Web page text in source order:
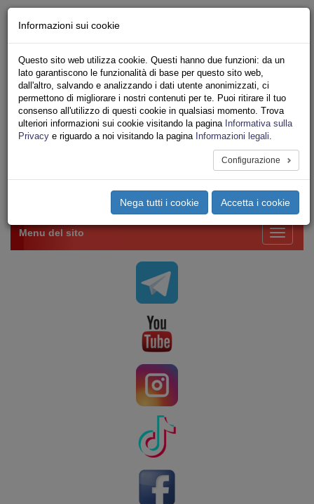
Iscriviti Online
Ricerca
Area Stampa
Privacy
VV.F.
UNIONE SINDACALE DI BASE SETTORE VIGILI
Toggle
Menu del sito
Informazioni sui cookie
Questo sito web utilizza cookie. Questi hanno due funzioni: da un
lato garantiscono le funzionalità di base per questo sito web,
dall'altro, salvando e analizzando i dati utente anonimizzati, ci
permettono di migliorare i nostri contenuti per te. Puoi ritirare il tuo
consenso all'utilizzo di questi cookie in qualsiasi momento. Trova
ulteriori informazioni sui cookie visitando la pagina Informativa sulla
Privacy e riguardo a noi visitando la pagina Informazioni legali.
Configurazione
Nega tutti i cookie Accetta i cookie